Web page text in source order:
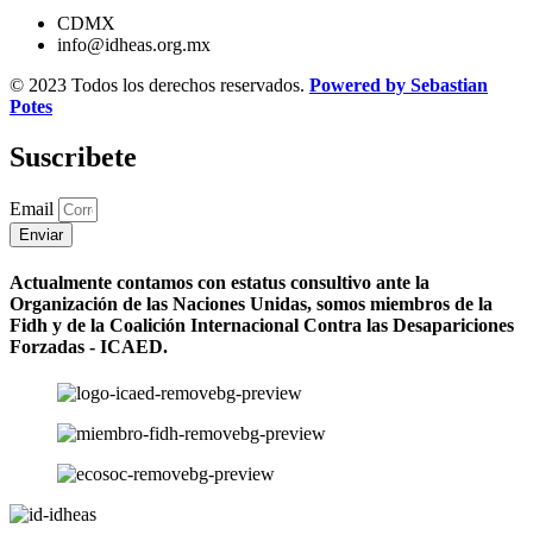
CDMX
info@idheas.org.mx
© 2023 Todos los derechos reservados. Powered by Sebastian
Potes
Suscribete
Email
Enviar
Actualmente contamos con estatus consultivo ante la
Organización de las Naciones Unidas, somos miembros de la
Fidh y de la Coalición Internacional Contra las Desapariciones
Forzadas - ICAED.